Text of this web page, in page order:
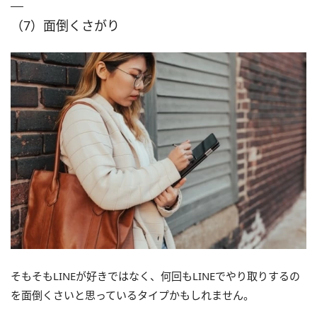
（7）面倒くさがり
そもそもLINEが好きではなく、何回もLINEでやり取りするの
を面倒くさいと思っているタイプかもしれません。